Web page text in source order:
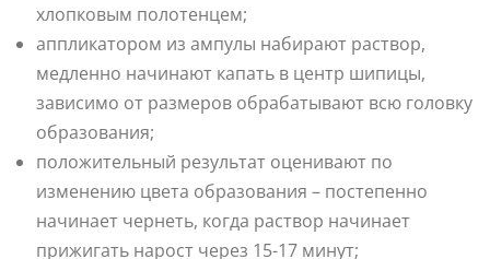
хлопковым полотенцем;
аппликатором из ампулы набирают раствор,
медленно начинают капать в центр шипицы,
зависимо от размеров обрабатывают всю головку
образования;
положительный результат оценивают по
изменению цвета образования – постепенно
начинает чернеть, когда раствор начинает
прижигать нарост через 15-17 минут;